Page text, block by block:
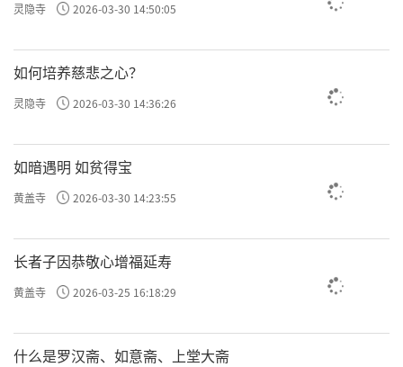
灵隐寺 2026-03-30 14:50:05
如何培养慈悲之心？
灵隐寺 2026-03-30 14:36:26
如暗遇明 如贫得宝
黄盖寺 2026-03-30 14:23:55
长者子因恭敬心增福延寿
黄盖寺 2026-03-25 16:18:29
什么是罗汉斋、如意斋、上堂大斋